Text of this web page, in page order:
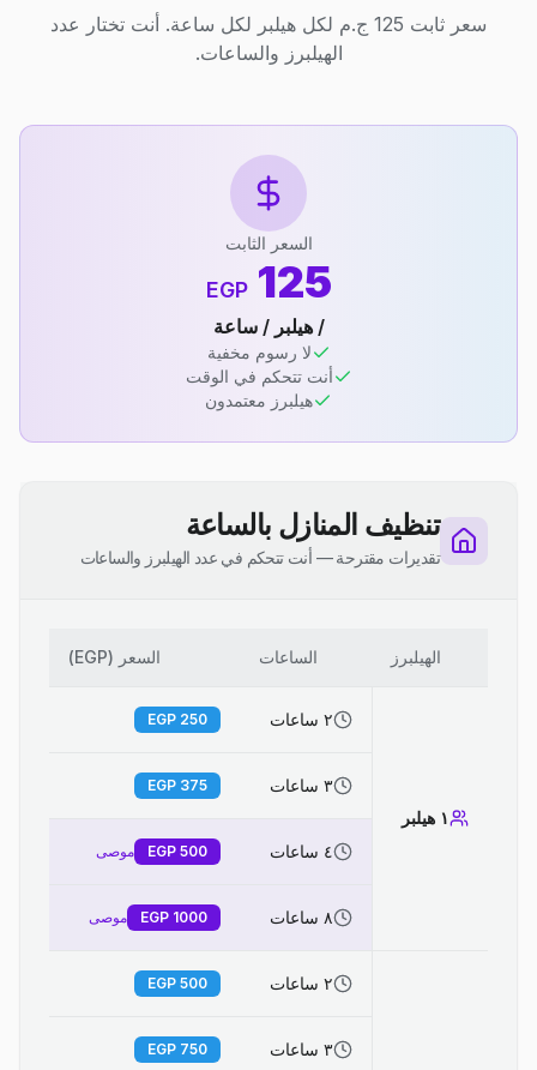
سعر ثابت 125 ج.م لكل هيلبر لكل ساعة. أنت تختار عدد
الهيلبرز والساعات.
السعر الثابت
125
EGP
/ هيلبر / ساعة
لا رسوم مخفية
أنت تتحكم في الوقت
هيلبرز معتمدون
تنظيف المنازل بالساعة
تقديرات مقترحة — أنت تتحكم في عدد الهيلبرز والساعات
الهيلبرز الساعات السعر (EGP)
١ هيلبر
٢ ساعات 250
٣ ساعات 375
٤ ساعات 500 موصى
٨ ساعات 1000 موصى
٢ ساعات 500
٣ ساعات 750